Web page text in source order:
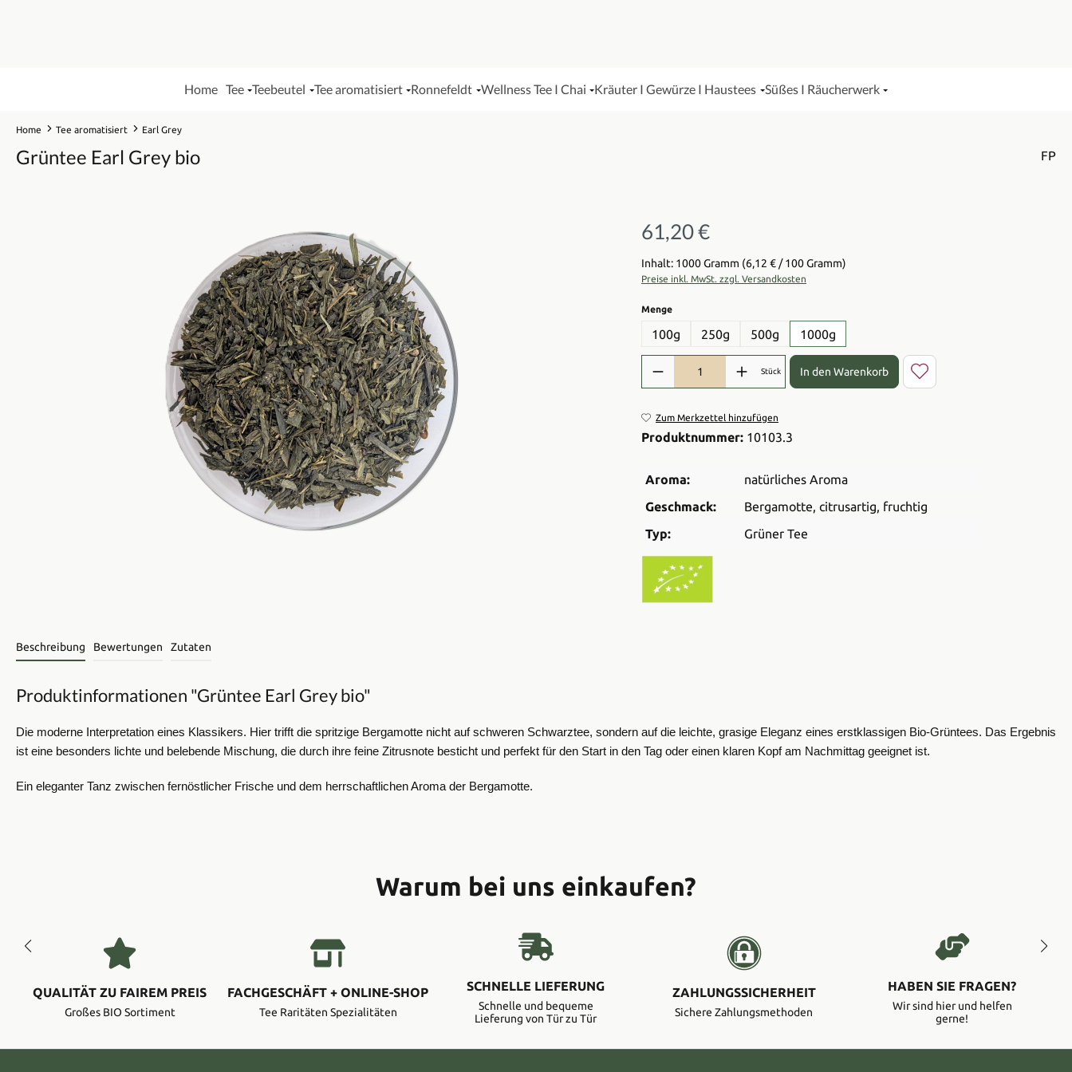
Home Tee Teebeutel Tee aromatisiert Ronnefeldt Wellness Tee I Chai Kräuter I Gewürze I Haustees Süßes I Räucherwerk
Home Tee aromatisiert Earl Grey
Grüntee Earl Grey bio FP
Regulärer Preis:
61,20 €
Inhalt: 1000 Gramm (6,12 € / 100 Gramm)
Preise inkl. MwSt. zzgl. Versandkosten
Mengeauswählen
100g 250g 500g 1000g
Produkt Anzahl: Gib den gewünschten Wert ein oder benutze die
Stück In den Warenkorb
Zum Merkzettel hinzufügen
Produktnummer: 10103.3
Aroma:
natürliches Aroma
Geschmack:
Bergamotte, citrusartig, fruchtig
Typ:
Grüner Tee
Beschreibung Bewertungen Zutaten
Produktinformationen "Grüntee Earl Grey bio"
Die moderne Interpretation eines Klassikers. Hier trifft die spritzige Bergamotte nicht auf schweren Schwarztee, sondern auf die leichte, grasige Eleganz eines erstklassigen Bio-Grüntees. Das Ergebnis
ist eine besonders lichte und belebende Mischung, die durch ihre feine Zitrusnote besticht und perfekt für den Start in den Tag oder einen klaren Kopf am Nachmittag geeignet ist.
Ein eleganter Tanz zwischen fernöstlicher Frische und dem herrschaftlichen Aroma der Bergamotte.
Warum bei uns einkaufen?
QUALITÄT ZU FAIREM PREIS
Großes BIO Sortiment
FACHGESCHÄFT + ONLINE-SHOP
Tee Raritäten Spezialitäten
SCHNELLE LIEFERUNG
Schnelle und bequeme
Lieferung von Tür zu Tür
ZAHLUNGSSICHERHEIT
Sichere Zahlungsmethoden
HABEN SIE FRAGEN?
Wir sind hier und helfen
gerne!